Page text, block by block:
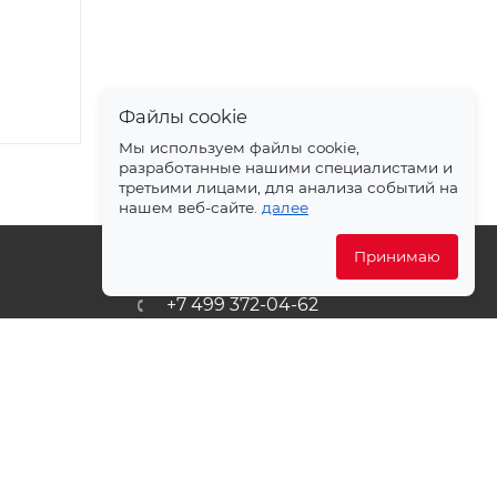
+7 499 372-04-62
Файлы cookie
Мы используем файлы cookie,
разработанные нашими специалистами и
третьими лицами, для анализа событий на
нашем веб-сайте. далее
Принимаю